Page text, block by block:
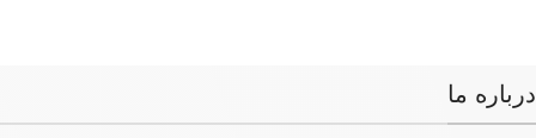
درباره ما